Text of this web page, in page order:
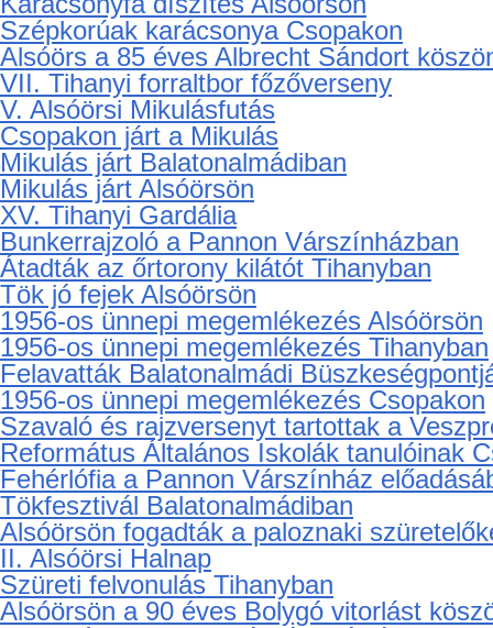
Szépkorúak karácsonya Csopakon
Alsóörs a 85 éves Albrecht Sándort
VII. Tihanyi forraltbor főzőverseny
V. Alsóörsi Mikulásfutás
Csopakon járt a Mikulás
Mikulás járt Balatonalmádiban
Mikulás járt Alsóörsön
XV. Tihanyi Gardália
Bunkerrajzoló a Pannon Várszínházban
Átadták az őrtorony kilátót Tihanyban
Tök jó fejek Alsóörsön
1956-os ünnepi megemlékezés Alsóörsön
1956-os ünnepi megemlékezés Tihanyban
Felavatták Balatonalmádi
1956-os ünnepi megemlékezés Csopakon
Szavaló és rajzversenyt tartottak a
Református Általános Iskolák tanulóinak
Fehérlófia a Pannon Várszínház
Tökfesztivál Balatonalmádiban
Alsóörsön fogadták a paloznaki
II. Alsóörsi Halnap
Szüreti felvonulás Tihanyban
Alsóörsön a 90 éves Bolygó vitorlást